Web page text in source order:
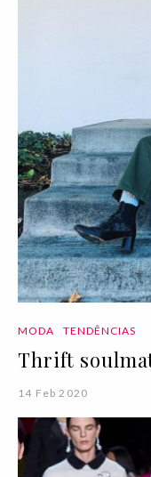
MODA TENDÊNCIAS
Thrift
14 Feb 2020